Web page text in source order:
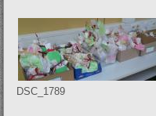
DSC_1789